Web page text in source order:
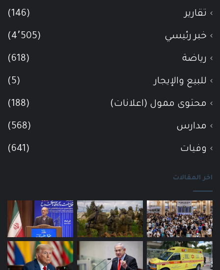
تقارير (146)
خبر رئيسي (4٬505)
رياضة (618)
للبيع والإيجار (5)
محتوى ممول (اعلانات) (188)
مدارس (568)
وفيات (641)
اخر المقالات